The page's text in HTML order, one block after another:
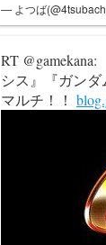
— よつば
RT
シス』『ガンダ
マルチ！！